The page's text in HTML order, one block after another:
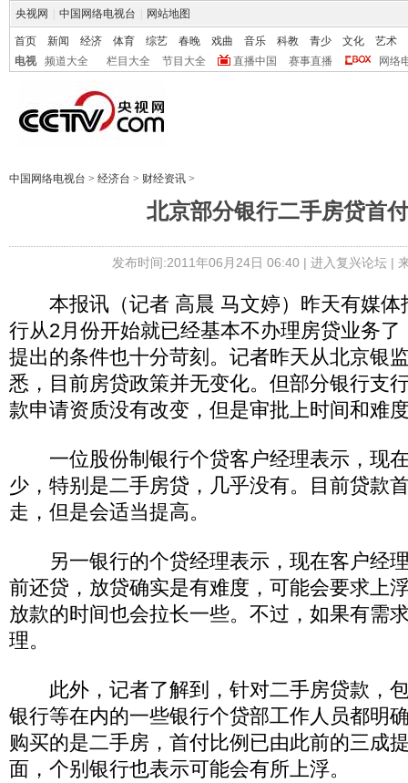
央视网 中国网络电视台 网站地图
首页 新闻 经济 体育 综艺 春晚 戏曲 音乐 科教 青少 文化
艺术
电视
频道大全 栏目大全 节目大全 直播中国 赛事直播 网络
中国网络电视台 > 经济台 > 财经资讯 >
北京部分银行二手房贷首
发布时间:2011年06月24日 06:40 | 进入复兴论坛|
本报讯（记者 高晨 马文婷）昨天有媒体
行从2月份开始就已经基本不办理房贷业务
提出的条件也十分苛刻。记者昨天从北京银
悉，目前房贷政策并无变化。但部分银行支
款申请资质没有改变，但是审批上时间和难
一位股份制银行个贷客户经理表示，现
少，特别是二手房贷，几乎没有。目前贷款
走，但是会适当提高。
另一银行的个贷经理表示，现在客户经
前还贷，放贷确实是有难度，可能会要求上
放款的时间也会拉长一些。不过，如果有需
理。
此外，记者了解到，针对二手房贷款，
银行等在内的一些银行个贷部工作人员都明
购买的是二手房，首付比例已由此前的三成
面，个别银行也表示可能会有所上浮。